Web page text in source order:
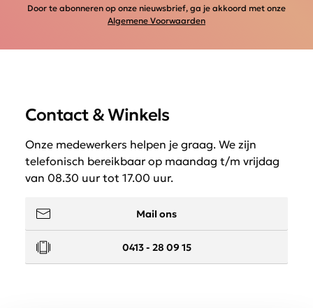
Door te abonneren op onze nieuwsbrief, ga je akkoord met onze
Algemene Voorwaarden
Contact & Winkels
Onze medewerkers helpen je graag. We zijn
telefonisch bereikbaar op maandag t/m vrijdag
van 08.30 uur tot 17.00 uur.
Mail ons
0413 - 28 09 15